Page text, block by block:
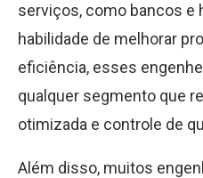
serviços, como bancos e
habilidade de melhorar
eficiência, esses
qualquer segmento que
otimizada e controle de
Além disso, muitos